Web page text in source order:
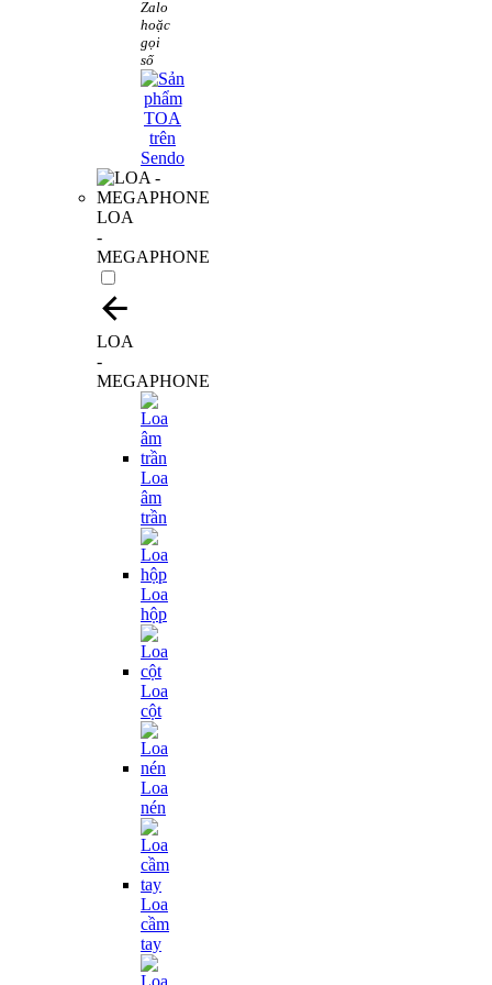
Zalo
hoặc
gọi
số
LOA
-
MEGAPHONE
LOA
-
MEGAPHONE
Loa
âm
trần
Loa
hộp
Loa
cột
Loa
nén
Loa
cầm
tay